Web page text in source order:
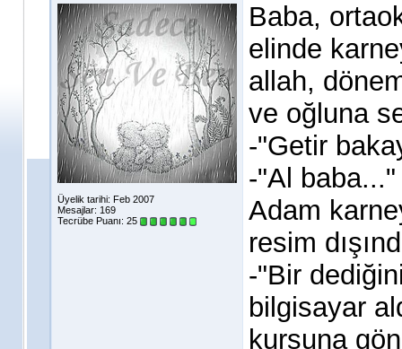
Üyelik tarihi: Feb 2007
Mesajlar: 169
Tecrübe Puanı: 25
Baba,
elinde
allah,
ve oğluna
-"Getir
-"Al baba..."
Adam
resim
-"Bir
bilgisayar
kursuna